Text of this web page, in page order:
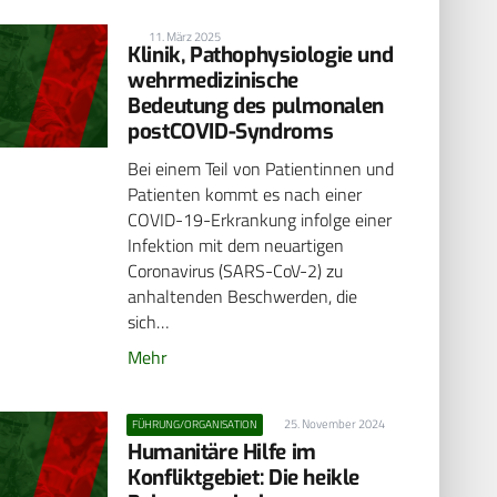
11. März 2025
Klinik, Pathophysiologie und
wehrmedizinische
Bedeutung des pulmonalen
postCOVID-Syndroms
Bei einem Teil von Patientinnen und
Patienten kommt es nach einer
COVID-19-Erkrankung infolge einer
Infektion mit dem neuartigen
Coronavirus (SARS-CoV-2) zu
anhaltenden Beschwerden, die
sich…
Mehr
FÜHRUNG/ORGANISATION 25. November 2024
Humanitäre Hilfe im
Konfliktgebiet: Die heikle